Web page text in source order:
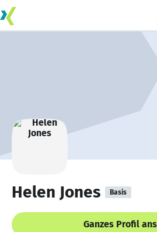
Helen Jones Basis
Ganzes Profil